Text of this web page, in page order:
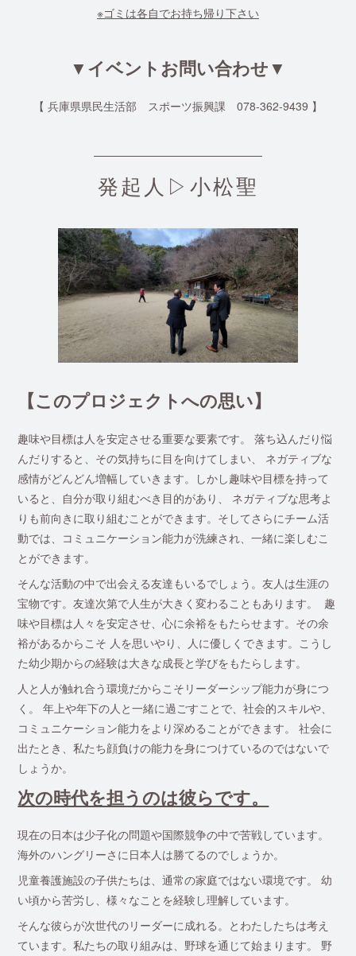
※ゴミは各自でお持ち帰り下さい
▼イベントお問い合わせ▼
【 兵庫県県民生活部 スポーツ振興課 078-362-9439 】
発起人▷小松聖
【このプロジェクトへの思い】
趣味や目標は人を安定させる重要な要素です。 落ち込んだり悩
んだりすると、その気持ちに目を向けてしまい、 ネガティブな
感情がどんどん増幅していきます。しかし趣味や目標を持って
いると、自分が取り組むべき目的があり、 ネガティブな思考よ
りも前向きに取り組むことができます。そしてさらにチーム活
動では、コミュニケーション能力が洗練され、一緒に楽しむこ
とができます。
そんな活動の中で出会える友達もいるでしょう。友人は生涯の
宝物です。友達次第で人生が大きく変わることもあります。 趣
味や目標は人々を安定させ、心に余裕をもたらせます。その余
裕があるからこそ 人を思いやり、人に優しくできます。こうし
た幼少期からの経験は大きな成長と学びをもたらします。
人と人が触れ合う環境だからこそリーダーシップ能力が身につ
く。 年上や年下の人と一緒に過ごすことで、社会的スキルや、
コミュニケーション能力をより深めることができます。 社会に
出たとき、私たち顔負けの能力を身につけているのではないで
しょうか。
次の時代を担うのは彼らです。
現在の日本は少子化の問題や国際競争の中で苦戦しています。
海外のハングリーさに日本人は勝てるのでしょうか。
児童養護施設の子供たちは、通常の家庭ではない環境です。 幼
い頃から苦労し、様々なことを経験し理解しています。
そんな彼らが次世代のリーダーに成れる。とわたしたちは考え
ています。私たちの取り組みは、野球を通じて始まります。 野